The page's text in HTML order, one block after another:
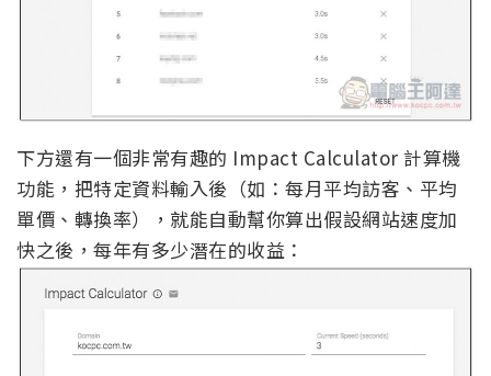
下方還有一個非常有趣的 Impact Calculator 計算機
功能，把特定資料輸入後（如：每月平均訪客、平均
單價、轉換率），就能自動幫你算出假設網站速度加
快之後，每年有多少潛在的收益：